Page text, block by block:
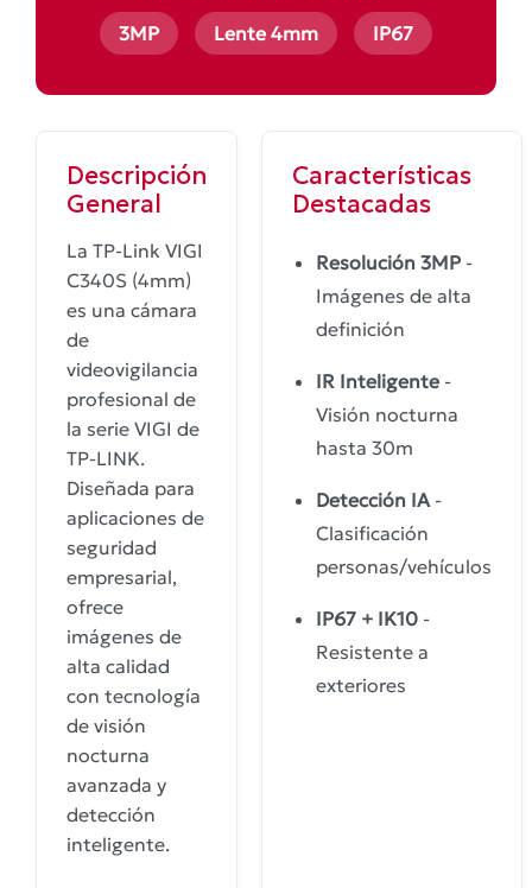
3MP Lente 4mm IP67
Descripción
General
La TP-Link VIGI
C340S (4mm)
es una cámara
de
videovigilancia
profesional de
la serie VIGI de
TP-LINK.
Diseñada para
aplicaciones de
seguridad
empresarial,
ofrece
imágenes de
alta calidad
con tecnología
de visión
nocturna
avanzada y
detección
inteligente.
Características
Destacadas
Resolución 3MP -
Imágenes de alta
definición
IR Inteligente -
Visión nocturna
hasta 30m
Detección IA-
Clasificación
personas/vehículos
IP67 + IK10 -
Resistente a
exteriores